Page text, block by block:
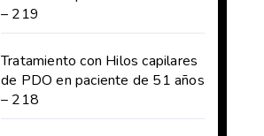
– 219
Tratamiento con Hilos capilares
de PDO en paciente de 51 años
– 218